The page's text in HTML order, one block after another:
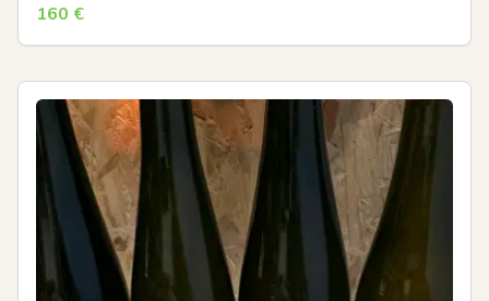
160 €